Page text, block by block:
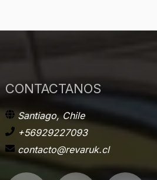
CONTACTANOS
Santiago, Chile
+56929227093
contacto@revaruk.cl